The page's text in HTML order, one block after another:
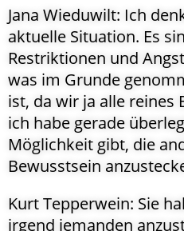
Jana Wieduwilt: Ich
aktuelle Situation. Es
Restriktionen und
was im Grunde
ist, da wir ja alle reines
ich habe gerade
Möglichkeit gibt, die
Bewusstsein
Kurt Tepperwein: Sie
irgend jemanden